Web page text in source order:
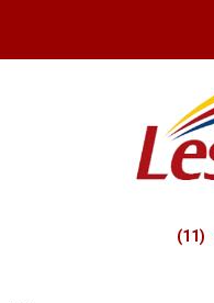
(11)